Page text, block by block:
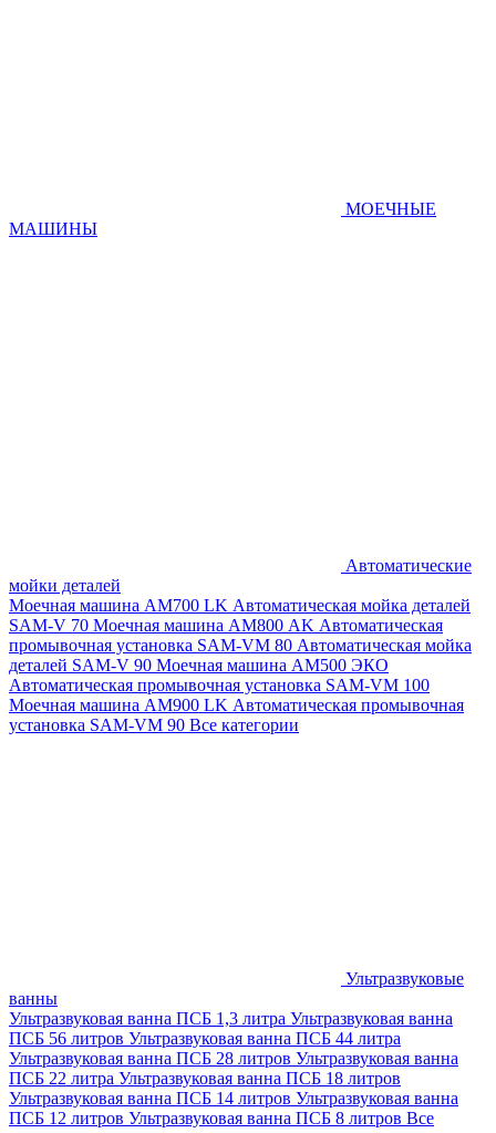
МОЕЧНЫЕ
МАШИНЫ
Автоматические
мойки деталей
Моечная машина AM700 LK Автоматическая мойка деталей
SAM-V 70 Моечная машина АМ800 AK Автоматическая
промывочная установка SAM-VM 80 Автоматическая мойка
деталей SAM-V 90 Моечная машина АМ500 ЭКО
Автоматическая промывочная установка SAM-VM 100
Моечная машина AM900 LK Автоматическая промывочная
установка SAM-VM 90 Все категории
Ультразвуковые
ванны
Ультразвуковая ванна ПСБ 1,3 литра Ультразвуковая ванна
ПСБ 56 литров Ультразвуковая ванна ПСБ 44 литра
Ультразвуковая ванна ПСБ 28 литров Ультразвуковая ванна
ПСБ 22 литра Ультразвуковая ванна ПСБ 18 литров
Ультразвуковая ванна ПСБ 14 литров Ультразвуковая ванна
ПСБ 12 литров Ультразвуковая ванна ПСБ 8 литров Все